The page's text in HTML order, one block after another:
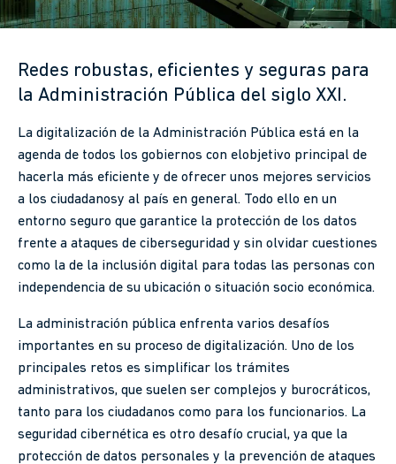
Redes robustas, eficientes y seguras para
la Administración Pública del siglo XXI.
La digitalización de la Administración Pública está en la
agenda de todos los gobiernos con elobjetivo principal de
hacerla más eficiente y de ofrecer unos mejores servicios
a los ciudadanosy al país en general. Todo ello en un
entorno seguro que garantice la protección de los datos
frente a ataques de ciberseguridad y sin olvidar cuestiones
como la de la inclusión digital para todas las personas con
independencia de su ubicación o situación socio económica.
La administración pública enfrenta varios desafíos
importantes en su proceso de digitalización. Uno de los
principales retos es simplificar los trámites
administrativos, que suelen ser complejos y burocráticos,
tanto para los ciudadanos como para los funcionarios. La
seguridad cibernética es otro desafío crucial, ya que la
protección de datos personales y la prevención de ataques